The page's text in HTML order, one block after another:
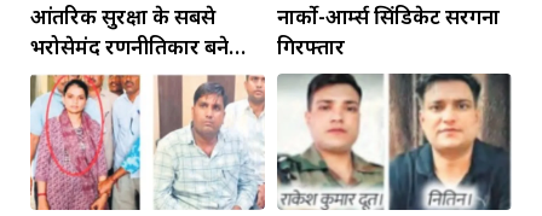
आंतरिक सुरक्षा के सबसे
भरोसेमंद रणनीतिकार बने
रहेंगे गोविंद मोहन
नार्को-आर्म्स सिंडिकेट सरगना
गिरफ्तार